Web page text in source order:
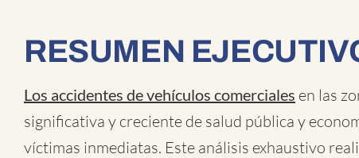
RESUMEN
Los accidentes de vehículos comerciales en las
significativa y creciente de salud pública y
víctimas inmediatas. Este análisis exhaustivo